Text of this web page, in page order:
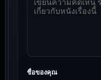
ชื่อของคุณ